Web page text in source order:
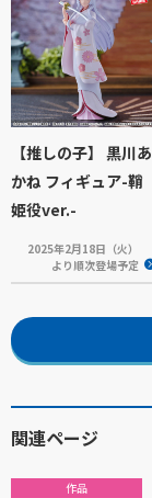
【推しの子】 黒川あ
かね フィギュア-鞘
姫役ver.-
2025年2月18日（火）
より順次登場予定
関連ページ
作品